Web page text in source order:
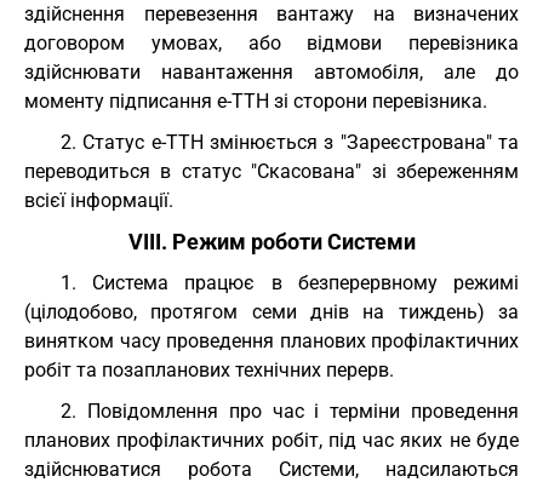
здійснення перевезення вантажу на визначених
договором умовах, або відмови перевізника
здійснювати навантаження автомобіля, але до
моменту підписання е-ТТН зі сторони перевізника.
2. Статус е-ТТН змінюється з "Зареєстрована" та
переводиться в статус "Скасована" зі збереженням
всієї інформації.
VIII. Режим роботи Системи
1. Система працює в безперервному режимі
(цілодобово, протягом семи днів на тиждень) за
винятком часу проведення планових профілактичних
робіт та позапланових технічних перерв.
2. Повідомлення про час і терміни проведення
планових профілактичних робіт, під час яких не буде
здійснюватися робота Системи, надсилаються